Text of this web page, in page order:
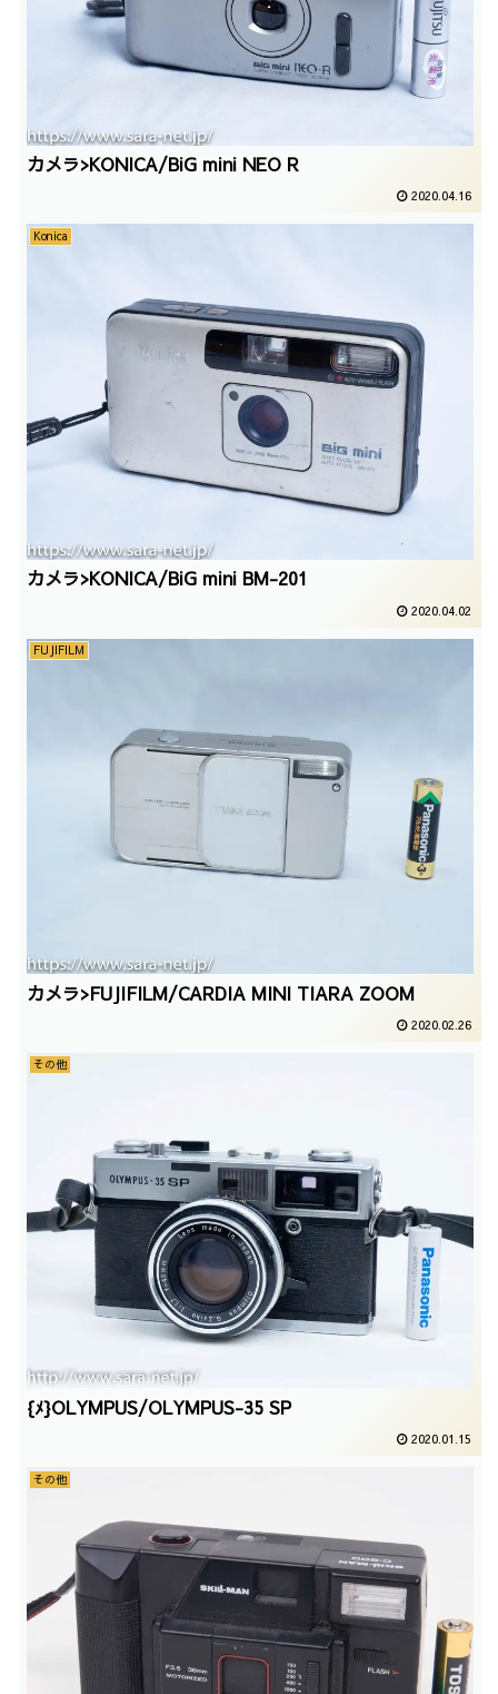
カメラ>KONICA/BiG mini NEO R
2020.04.16
Konica
カメラ>KONICA/BiG mini BM-201
2020.04.02
FUJIFILM
カメラ>FUJIFILM/CARDIA MINI TIARA ZOOM
2020.02.26
その他
{ﾒ}OLYMPUS/OLYMPUS-35 SP
2020.01.15
その他